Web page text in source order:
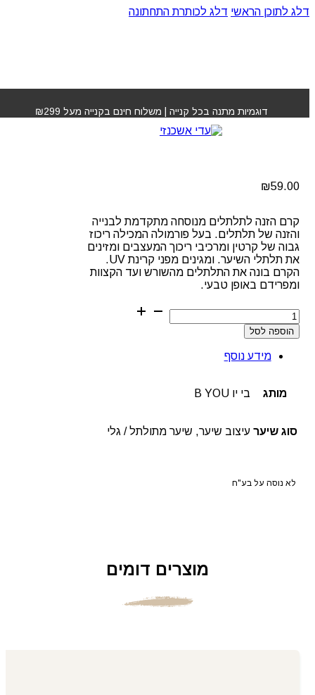
דלג לתוכן הראשי דלג לכותרת התחתונה
דוגמיות מתנה בכל קנייה | משלוח חינם בקנייה מעל ₪299
קרם הזנה לתלתלים בי יו
₪59.00
קרם הזנה לתלתלים מנוסחה מתקדמת לבנייה
והזנה של תלתלים. בעל פורמולה המכילה ריכוז
גבוה של קרטין ומרכיבי ריכוך המעצבים ומזינים
את תלתלי השיער. ומגינים מפני קרינת UV.
הקרם בונה את התלתלים מהשורש ועד הקצוות
ומפרידם באופן טבעי.
כמות
של
קרם
לתלתלים
הוספה לסל
מידע נוסף
מותג בי יו B YOU
סוג שיער עיצוב שיער, שיער מתולתל / גלי
לא נוסה על בע"ח
מוצרים דומים